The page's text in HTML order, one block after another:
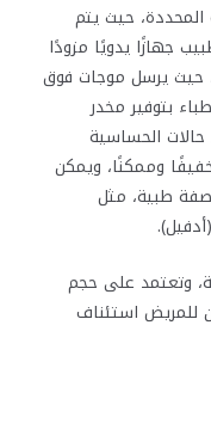
المحددة، حيث يتم
جهازًا يدويًا مزودًا
حيث يرسل موجات فوق
بتوفير مخدر
الحساسية
وممكنًا، ويمكن
طبية، مثل
جلسة بين 30 و 90 دقيقة، وتعتمد على حجم
للمريض استئناف